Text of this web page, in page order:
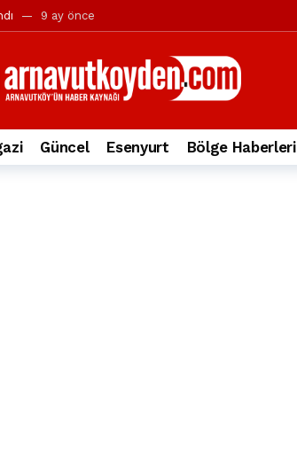
9 ay önce
Candaroğlu’na yönelik suçlamalar 10 ay önce
1 yıl önce
yandı. 2 yıl önce
düzenledi 2 yıl önce
coşkuyla gerçekleşti
devrildi
öldü
Güncel Esenyurt Bölge Haberleri